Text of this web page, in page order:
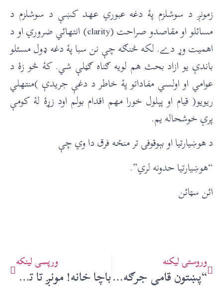
زمونږ د سوشلزم پۀ دغه عبوري عهد کښې د سوشلزم د
مسائلو او مقاصدو صراحت (clarity) انتهائي ضروري او د
اهميت وړ دے. لکه څنګه چې نن سبا پۀ دغه ډول مسئلو
باندې يو ازاد بحث هم لويه ګناه ګڼلې شي. کۀ څو زۀ د
عوامي او اولسي مفاداتو پۀ خاطر د دغې جريدې )منتهلي
ريويو( قيام او پېلول خورا مهم اقدام بولم اود زړۀ لۀ کومې
پرې خوشحاله يم.
د هوښيارتيا او بېوقوفۍ تر منځه فرق دا وي چې
“هوښيارتيا حدونه لري”.
ائن سټائن
وروستۍ ليکنه
“پښتون قامي جرګه” يو حقيقت دے – سردار حسېن بابک
ورپسې لينکه
باچا خانه! مونږ تا ته ملامت يو (کشور ناهيد) – ژباړن: ډاکټر محمد زبېر حسرت